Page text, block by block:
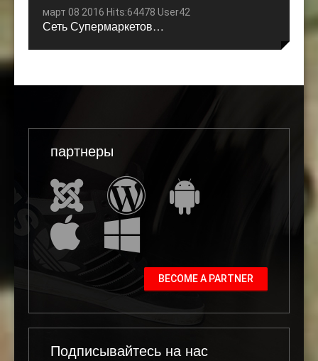
март 08 2016 Hits:64478 User42
Сеть Супермаркетов…
партнеры
BECOME A PARTNER
Подписывайтесь на нас